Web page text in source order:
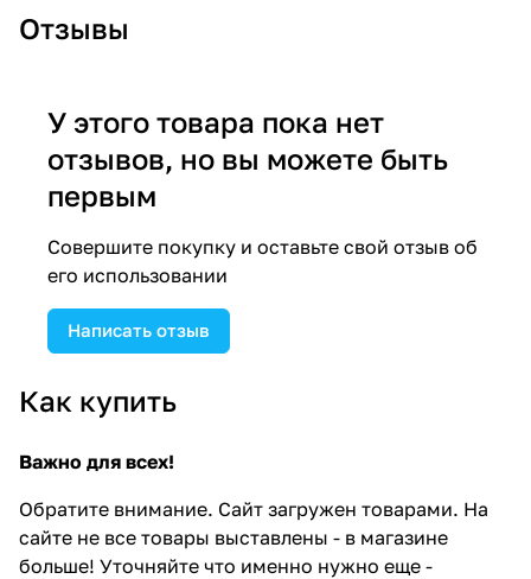
Отзывы
У этого товара пока нет
отзывов, но вы можете быть
первым
Совершите покупку и оставьте свой отзыв об
его использовании
Написать отзыв
Как купить
Важно для всех!
Обратите внимание. Сайт загружен товарами. На
сайте не все товары выставлены - в магазине
больше! Уточняйте что именно нужно еще -